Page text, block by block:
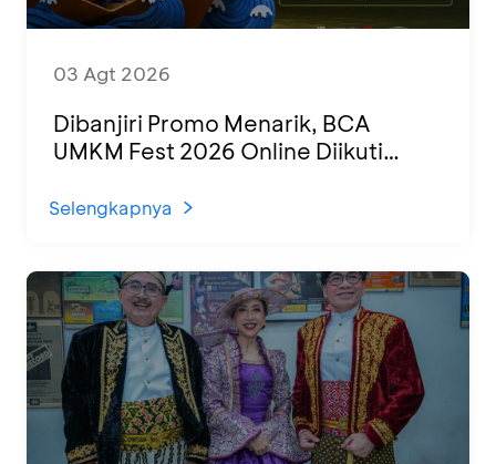
03 Agt 2026
Dibanjiri Promo Menarik, BCA
UMKM Fest 2026 Online Diikuti
Selengkapnya